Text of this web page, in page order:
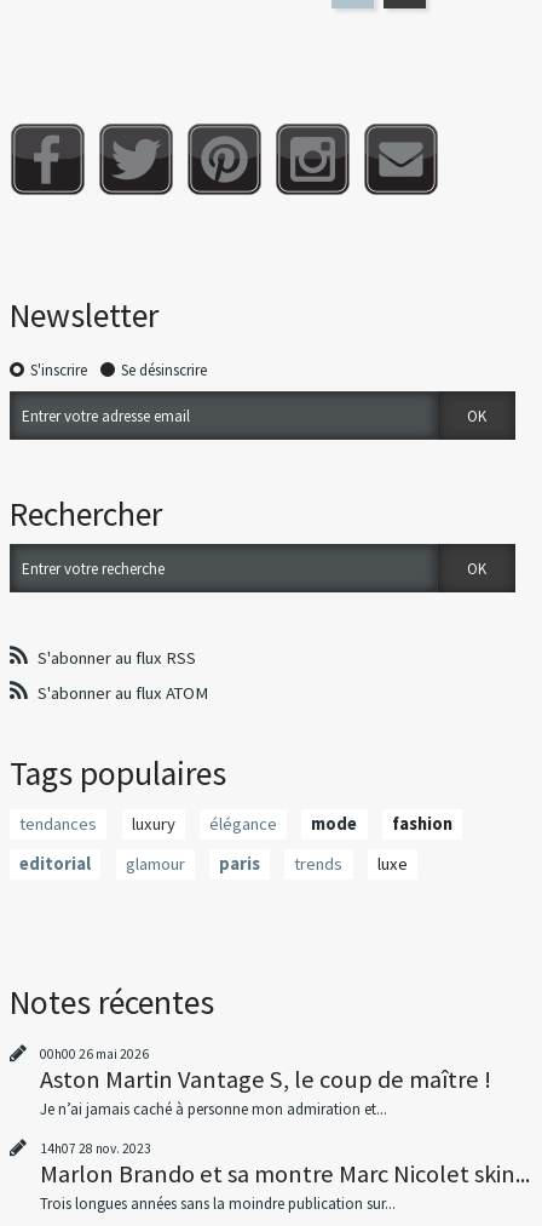
Newsletter
S'inscrire Se désinscrire
Rechercher
S'abonner au flux RSS
S'abonner au flux ATOM
Tags populaires
tendances luxury élégance mode
fashion
editorial
glamour paris trends luxe
Notes récentes
00h00 26 mai 2026
Aston Martin Vantage S, le coup de maître !
Je n’ai jamais caché à personne mon admiration et...
14h07 28 nov. 2023
Marlon Brando et sa montre Marc Nicolet skin...
Trois longues années sans la moindre publication sur...